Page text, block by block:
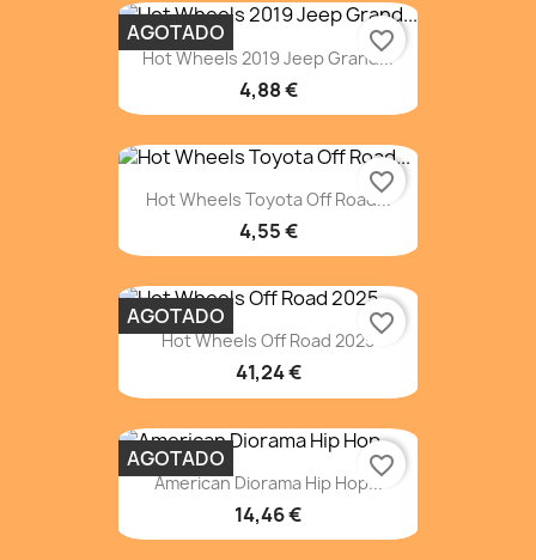
Hot Wheels 2019 Jeep Grand...
4,88 €
AGOTADO favorite_border
Hot Wheels Toyota Off Road...
4,55 €
favorite_border
Hot Wheels Off Road 2025
41,24 €
AGOTADO favorite_border
American Diorama Hip Hop...
14,46 €
AGOTADO favorite_border